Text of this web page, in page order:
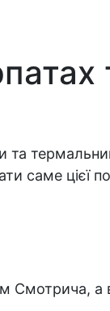
та
саме цієї
а